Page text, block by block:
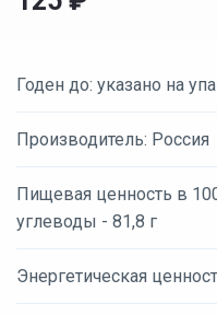
Годен до: указано на
Производитель: Россия
Пищевая ценность в
углеводы - 81,8 г
Энергетическая